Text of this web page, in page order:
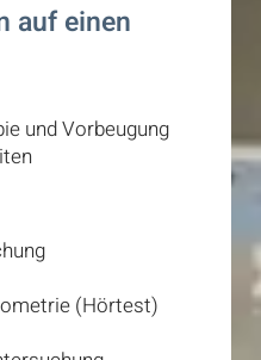
auf einen
und Vorbeugung
(Hörtest)